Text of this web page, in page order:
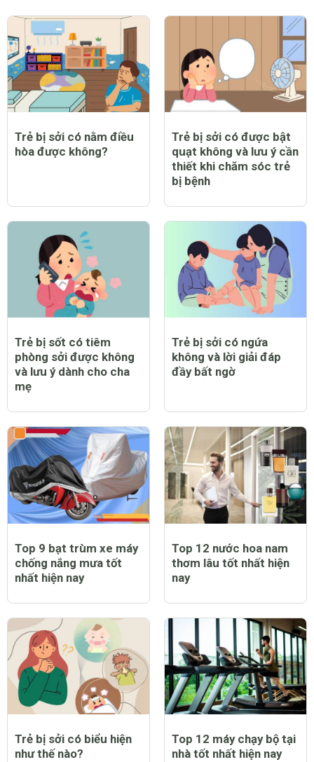
Trẻ bị sởi có nằm điều
hòa được không?
Trẻ bị sởi có được bật
quạt không và lưu ý cần
thiết khi chăm sóc trẻ
bị bệnh
Trẻ bị sốt có tiêm
phòng sởi được không
và lưu ý dành cho cha
mẹ
Trẻ bị sởi có ngứa
không và lời giải đáp
đầy bất ngờ
Top 9 bạt trùm xe máy
chống nắng mưa tốt
nhất hiện nay
Top 12 nước hoa nam
thơm lâu tốt nhất hiện
nay
Trẻ bị sởi có biểu hiện
như thế nào?
Top 12 máy chạy bộ tại
nhà tốt nhất hiện nay